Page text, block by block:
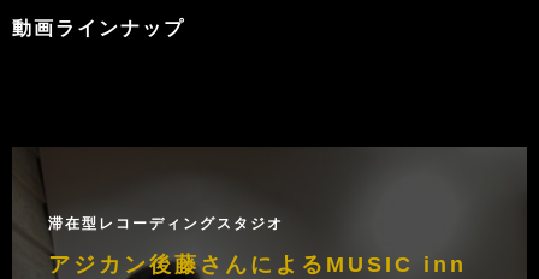
動画ラインナップ
滞在型レコーディングスタジオ
アジカン後藤さんによるMUSIC inn